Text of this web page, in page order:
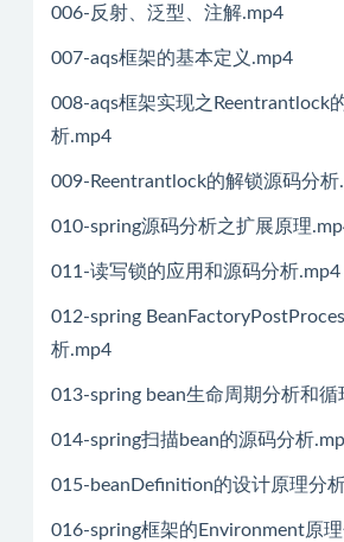
006-反射、泛型、注解.mp4
007-aqs框架的基本定义.mp4
008-aqs框架实现之Reentrantlock
析.mp4
009-Reentrantlock的解锁源码分析
010-spring源码分析之扩展原理
011-读写锁的应用和源码分析.mp4
012-spring
析.mp4
013-spring bean生命周期分析和循
014-spring扫描bean的源码分析
015-beanDefinition的设计原理分
016-spring框架的Environment原